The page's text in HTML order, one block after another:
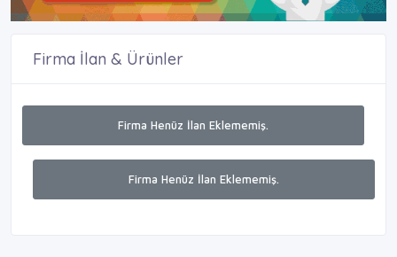
Firma İlan & Ürünler
Firma Henüz İlan Eklememiş.
Firma Henüz İlan Eklememiş.